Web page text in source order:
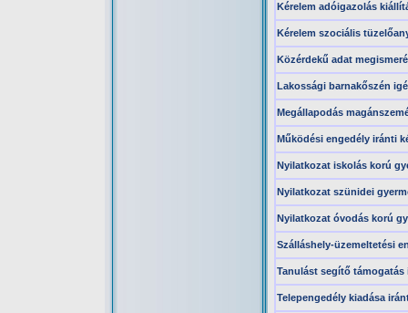
Kérelem adóigazolás
Kérelem szociális
Közérdekű adat
Lakossági barnakőszén
Megállapodás
Működési engedély iránti
Nyilatkozat iskolás korú
Nyilatkozat szünidei
Nyilatkozat óvodás korú
Szálláshely-üzemeltetési
Tanulást segítő támogatás
Telepengedély kiadása